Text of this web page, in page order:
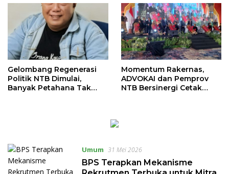
Gelombang Regenerasi
Politik NTB Dimulai,
Banyak Petahana Tak
Momentum Rakernas,
ADVOKAI dan Pemprov
NTB Bersinergi Cetak
Umum 31 Mei 2026
BPS Terapkan Mekanisme